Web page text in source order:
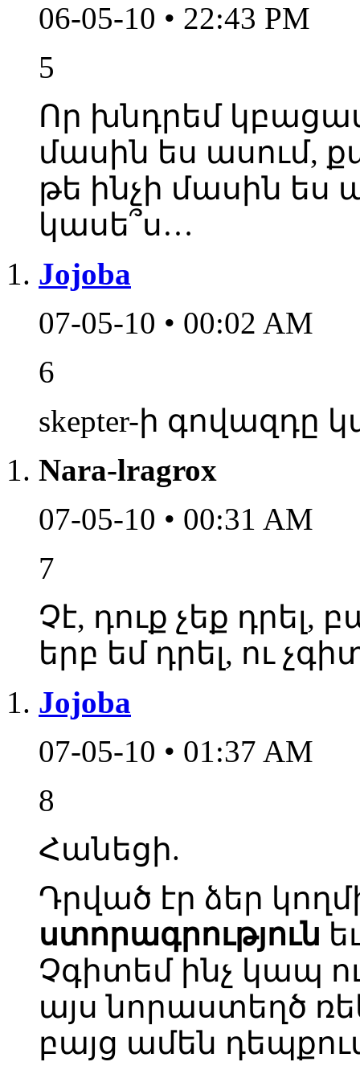
06-05-10 • 22:43 PM
5
Որ խնդրեմ
մասին ես ասում,
թե ինչի մասին ես
կասե՞ս…
Jojoba
07-05-10 • 00:02 AM
6
skepter-ի գովազդը
Nara-lragrox
07-05-10 • 00:31 AM
7
Չէ, դուք չեք դրել,
երբ եմ դրել, ու
Jojoba
07-05-10 • 01:37 AM
8
Հանեցի.
Դրված էր ձեր
ստորագրություն
Չգիտեմ ինչ կապ
այս նորաստեղծ
բայց ամեն